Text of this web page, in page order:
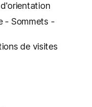
- Sommets -
de visites